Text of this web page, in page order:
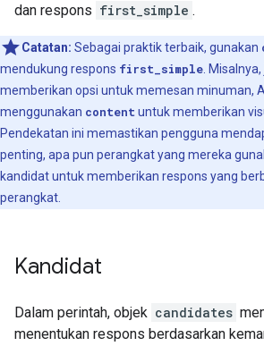
dan respons first_simple .
Catatan: Sebagai praktik terbaik, gunakan
mendukung respons first_simple .
memberikan opsi untuk memesan minuman,
menggunakan content untuk memberikan
Pendekatan ini memastikan pengguna
penting, apa pun perangkat yang mereka
kandidat untuk memberikan respons yang
perangkat.
Kandidat
Dalam perintah, objek candidates
menentukan respons berdasarkan